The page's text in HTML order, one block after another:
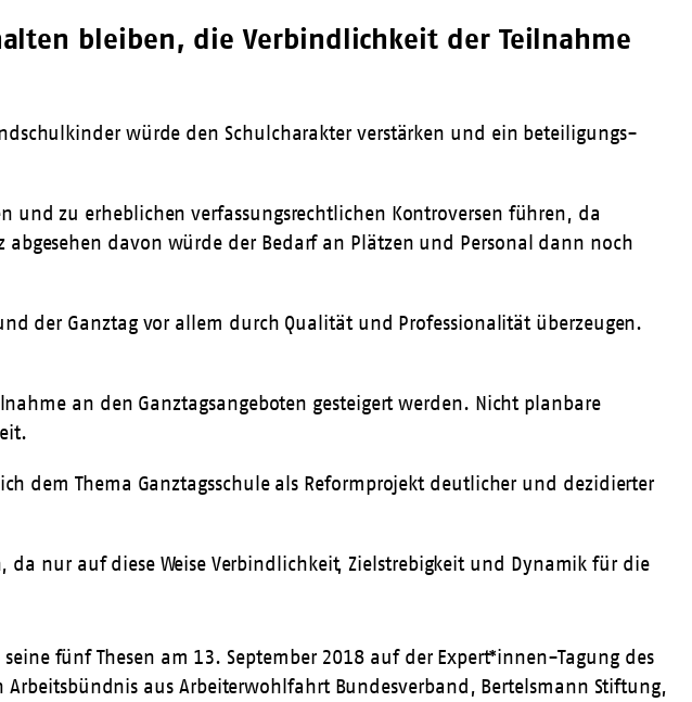
bleiben, die Verbindlichkeit der Teilnahme
würde den Schulcharakter verstärken und ein beteiligungs-
zu erheblichen verfassungsrechtlichen Kontroversen führen, da
davon würde der Bedarf an Plätzen und Personal dann noch
der Ganztag vor allem durch Qualität und Professionalität überzeugen.
an den Ganztagsangeboten gesteigert werden. Nicht planbare
dem Thema Ganztagsschule als Reformprojekt deutlicher und dezidierter
nur auf diese Weise Verbindlichkeit, Zielstrebigkeit und Dynamik für die
fünf Thesen am 13. September 2018 auf der Expert*innen-Tagung des
aus Arbeiterwohlfahrt Bundesverband, Bertelsmann Stiftung,